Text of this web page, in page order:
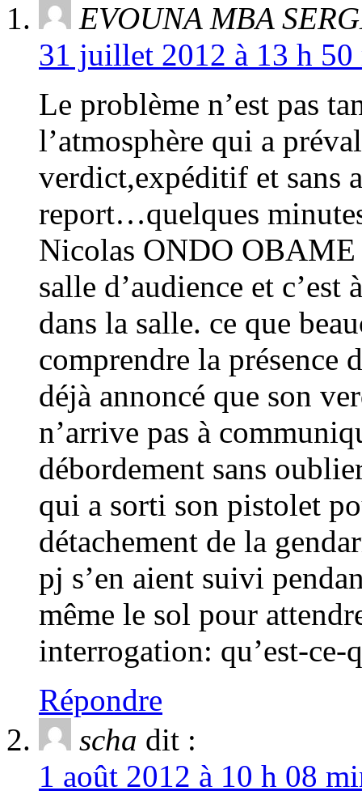
EVOUNA MBA
31 juillet 2012 à 13 h
Le problème n’est pas
l’atmosphère qui a
verdict,expéditif et sans
report…quelques
Nicolas ONDO OBAME
salle d’audience et
dans la salle. ce que
comprendre la présence
déjà annoncé que son
n’arrive pas à
débordement sans
qui a sorti son pistolet
détachement de la
pj s’en aient suivi
même le sol pour
interrogation: qu’est-
Répondre
scha dit :
1 août 2012 à 10 h 08